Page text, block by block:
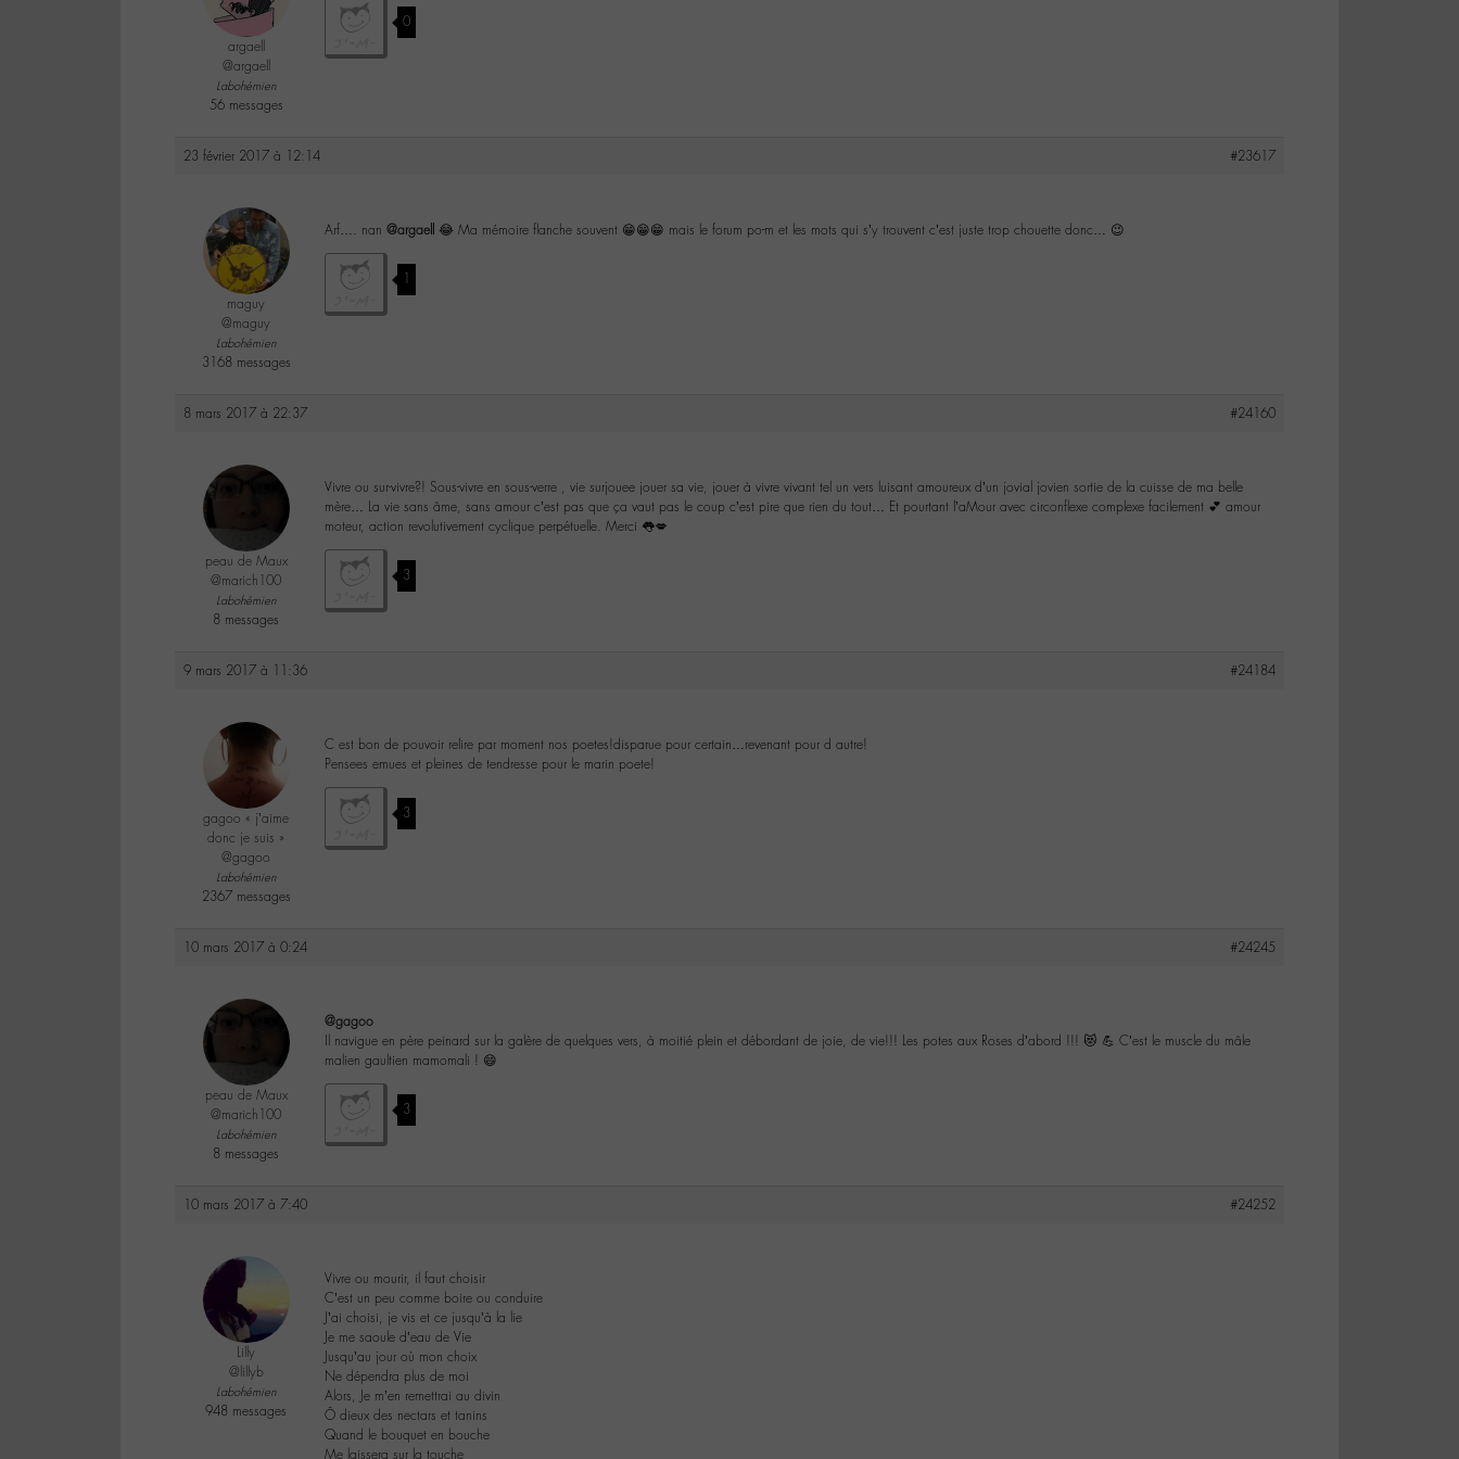
argaell
@argaell
Labohémien
56 messages
0
23 février 2017 à 12:14 #23617
maguy
@maguy
Labohémien
3168 messages
Arf…. nan @argaell 😂 Ma mémoire flanche souvent 😁😁😁 mais le forum po-m et les mots qui s’y trouvent c’est juste trop chouette donc… 😉
1
8 mars 2017 à 22:37 #24160
peau de Maux
@marich100
Labohémien
8 messages
Vivre ou sur-vivre?! Sous-vivre en sous-verre , vie surjouee jouer sa vie, jouer à vivre vivant tel un vers luisant amoureux d’un jovial jovien sortie de la cuisse de ma belle
mère… La vie sans âme, sans amour c’est pas que ça vaut pas le coup c’est pire que rien du tout… Et pourtant l’aMour avec circonflexe complexe facilement 💕 amour
moteur, action revolutivement cyclique perpétuelle. Merci 👅💋
3
9 mars 2017 à 11:36 #24184
gagoo « j’aime
donc je suis »
@gagoo
Labohémien
2367 messages
C est bon de pouvoir relire par moment nos poetes!disparue pour certain…revenant pour d autre!
Pensees emues et pleines de tendresse pour le marin poete!
3
10 mars 2017 à 0:24 #24245
peau de Maux
@marich100
Labohémien
8 messages
@gagoo
Il navigue en père peinard sur la galère de quelques vers, à moitié plein et débordant de joie, de vie!!! Les potes aux Roses d’abord !!! 😻 💪 C’est le muscle du mâle
malien gaultien mamomali ! 😄
3
10 mars 2017 à 7:40 #24252
Lilly
@lillyb
Labohémien
948 messages
Vivre ou mourir, il faut choisir
C’est un peu comme boire ou conduire
J’ai choisi, je vis et ce jusqu’à la lie
Je me saoule d’eau de Vie
Jusqu’au jour où mon choix
Ne dépendra plus de moi
Alors, Je m’en remettrai au divin
Ô dieux des nectars et tanins
Quand le bouquet en bouche
Me laissera sur la touche